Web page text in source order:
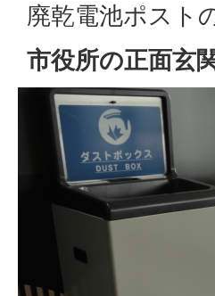
廃乾電池ポスト
市役所の正面玄